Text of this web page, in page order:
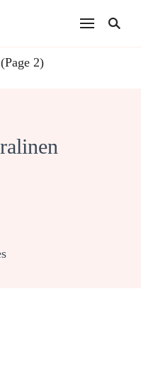
(Page 2)